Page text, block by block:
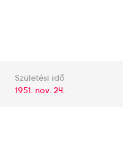
Születési idő
1951. nov. 24.